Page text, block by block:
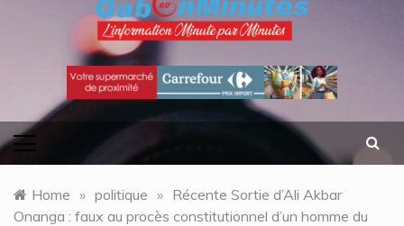
gabonminutes.com
l'information minutes par minutes
Home » politique » Récente Sortie d’Ali Akbar
Onanga : faux au procès constitutionnel d’un homme du